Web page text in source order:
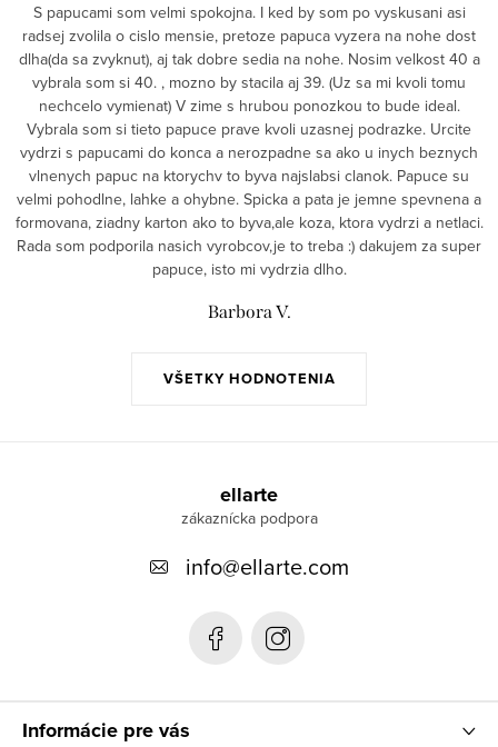
VŠETKY HODNOTENIA
S papucami som velmi spokojna. I ked by som po vyskusani asi
radsej zvolila o cislo mensie, pretoze papuca vyzera na nohe dost
dlha(da sa zvyknut), aj tak dobre sedia na nohe. Nosim velkost 40 a
vybrala som si 40. , mozno by stacila aj 39. (Uz sa mi kvoli tomu
nechcelo vymienat) V zime s hrubou ponozkou to bude ideal.
Vybrala som si tieto papuce prave kvoli uzasnej podrazke. Urcite
vydrzi s papucami do konca a nerozpadne sa ako u inych beznych
vlnenych papuc na ktorychv to byva najslabsi clanok. Papuce su
velmi pohodlne, lahke a ohybne. Spicka a pata je jemne spevnena a
formovana, ziadny karton ako to byva,ale koza, ktora vydrzi a netlaci.
Rada som podporila nasich vyrobcov,je to treba :) dakujem za super
papuce, isto mi vydrzia dlho.
Barbora V.
ellarte
info@ellarte.com
Informácie pre vás